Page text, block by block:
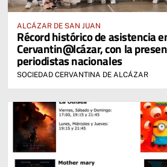
ALCÁZAR DE SAN JUAN
Récord histórico de asistencia
Cervantin@lcázar, con la
periodistas nacionales
SOCIEDAD CERVANTINA DE ALCÁZAR